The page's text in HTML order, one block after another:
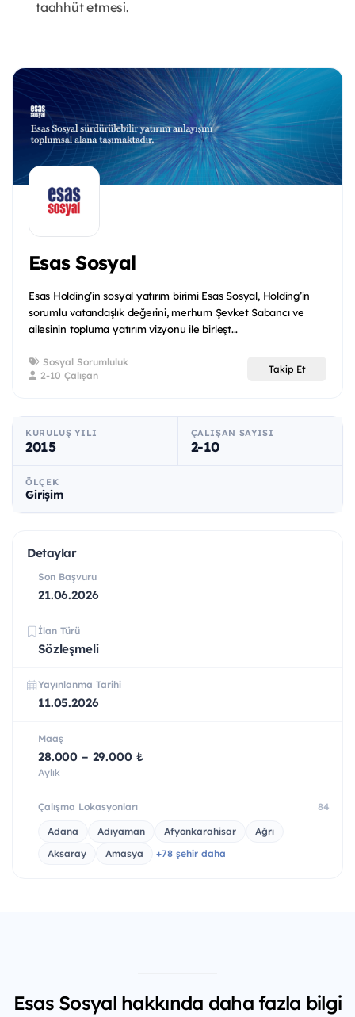
taahhüt etmesi.
Esas Sosyal
Esas Holding’in sosyal yatırım birimi Esas Sosyal, Holding’in
sorumlu vatandaşlık değerini, merhum Şevket Sabancı ve
ailesinin topluma yatırım vizyonu ile birleşt...
Sosyal Sorumluluk
2-10 Çalışan
Takip Et
KURULUŞ YILI
2015
ÇALIŞAN SAYISI
2-10
ÖLÇEK
Girişim
Detaylar
Son Başvuru
21.06.2026
İlan Türü
Sözleşmeli
Yayınlanma Tarihi
11.05.2026
Maaş
28.000 – 29.000 ₺
Aylık
Çalışma Lokasyonları 84
Adana Adıyaman Afyonkarahisar
Ağrı
Aksaray
Amasya +78 şehir daha
Esas Sosyal hakkında daha fazla bilgi